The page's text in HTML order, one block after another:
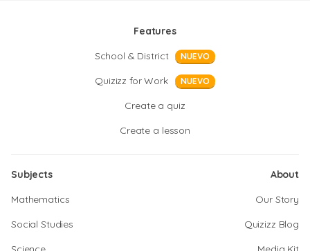
Features
School & District
NUEVO
Quizizz for Work NUEVO
Create a quiz
Create a lesson
Subjects
Mathematics
Social Studies
About
Our Story
Quizizz Blog